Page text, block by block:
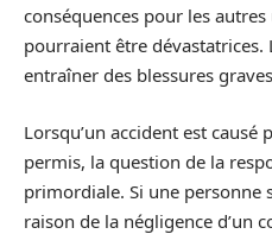
conséquences pour les
pourraient être dévastatrices.
entraîner des blessures
Lorsqu’un accident est causé
permis, la question de la
primordiale. Si une personne
raison de la négligence d’un